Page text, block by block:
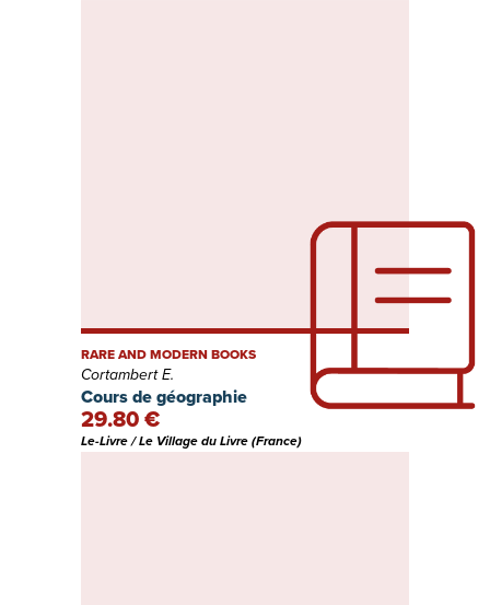
Cours de géographie
RARE AND MODERN BOOKS
Cortambert E.
29.80 €
Le-Livre / Le Village du Livre (France)